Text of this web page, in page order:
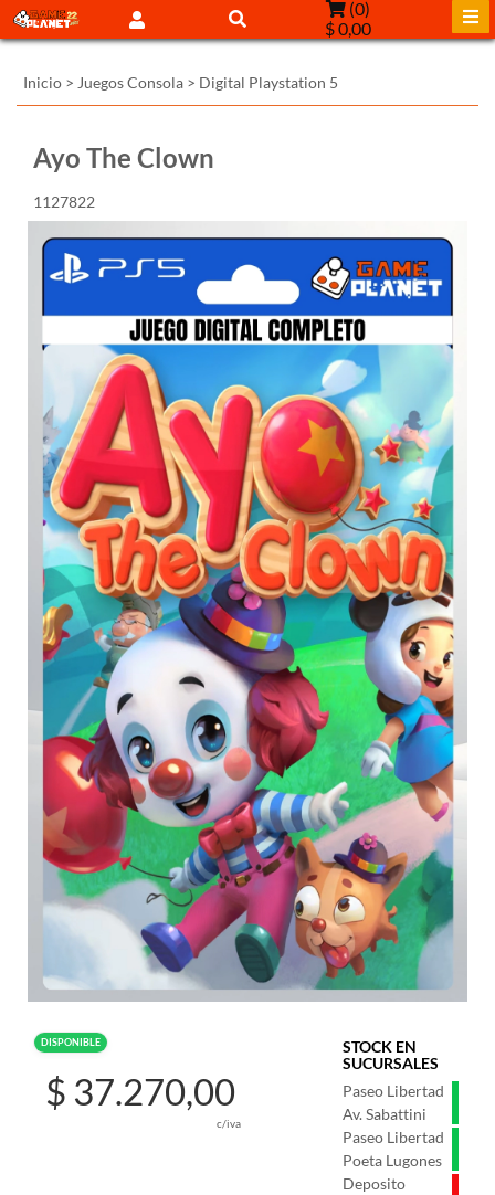
(0)
$ 0,00
Inicio > Juegos Consola > Digital Playstation 5
Ayo The Clown
1127822
DISPONIBLE
STOCK EN
SUCURSALES
Paseo Libertad
Av. Sabattini
Paseo Libertad
Poeta Lugones
Deposito
$ 37.270,00
c/iva